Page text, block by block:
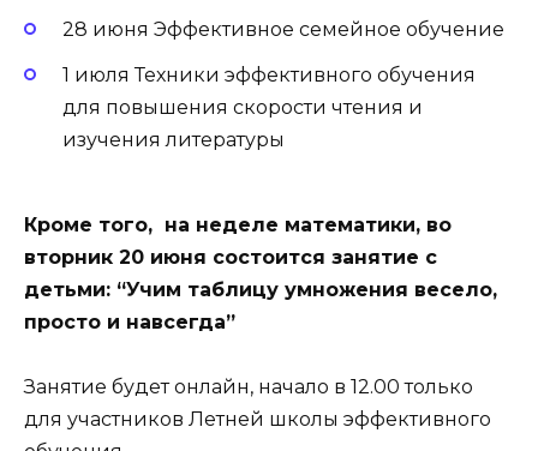
28 июня Эффективное семейное обучение
1 июля Техники эффективного обучения
для повышения скорости чтения и
изучения литературы
Кроме того, на неделе математики, во
вторник 20 июня состоится занятие с
детьми: “Учим таблицу умножения весело,
просто и навсегда”
Занятие будет онлайн, начало в 12.00 только
для участников Летней школы эффективного